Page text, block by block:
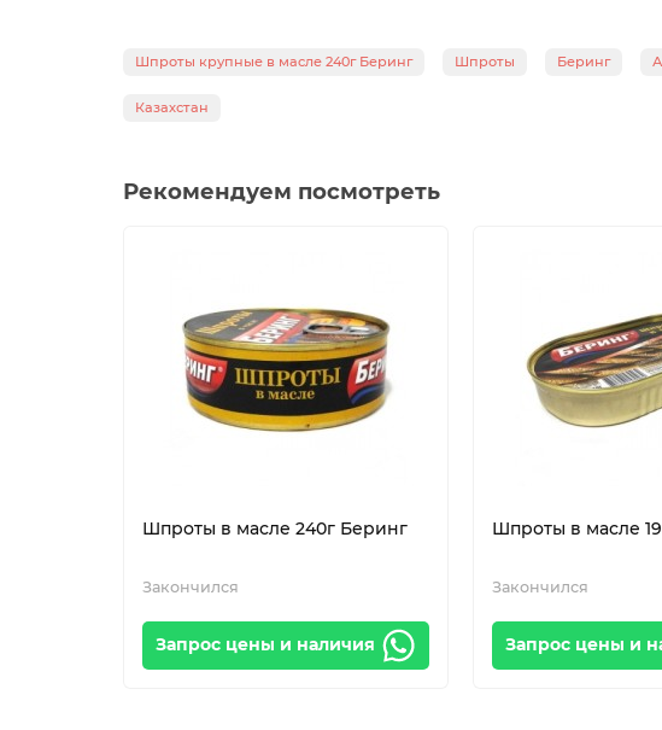
Шпроты крупные в масле 240г Беринг Шпроты Беринг
Казахстан
Рекомендуем посмотреть
Шпроты в масле 240г Беринг
Закончился
Запрос цены и наличия
Шпроты в масле
Закончился
Запрос цены и